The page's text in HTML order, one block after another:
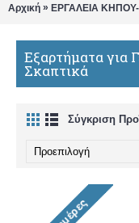
Αρχική » ΕΡΓΑΛΕΙΑ
Εξαρτήματα για
Σκαπτικά
Σύγκριση